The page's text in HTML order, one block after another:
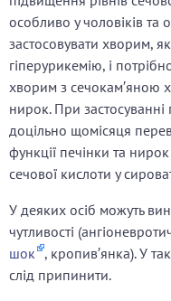
особливо у чоловіків та
застосовувати хворим,
гіперурикемію, і
хворим з сечокам′яною
нирок. При застосуванні
доцільно щомісяця
функції печінки та
сечової кислоти у
У деяких осіб можуть
чутливості
шок , кропив′янка). У
слід припинити.